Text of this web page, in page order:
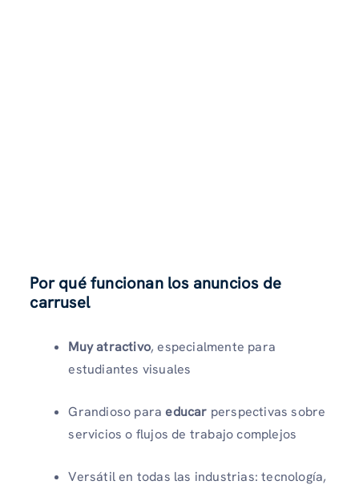
Por qué funcionan los anuncios de
carrusel
Muy atractivo, especialmente para
estudiantes visuales
Grandioso paraeducar perspectivas sobre
servicios o flujos de trabajo complejos
Versátil en todas las industrias: tecnología,